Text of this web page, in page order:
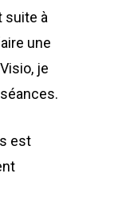
suite à
une
je
est